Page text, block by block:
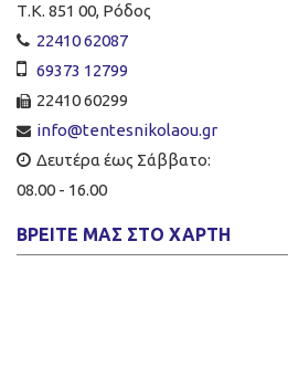
Τ.Κ. 851 00, Ρόδος
22410 62087
69373 12799
22410 60299
info@tentesnikolaou.gr
Δευτέρα έως Σάββατο:
08.00 - 16.00
ΒΡΕΊΤΕ ΜΑΣ ΣΤΟ ΧΆΡΤΗ